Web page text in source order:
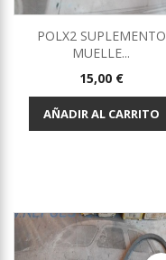
POLX2 SUPLEMENTO
MUELLE...
Precio
15,00 €
AÑADIR AL CARRITO